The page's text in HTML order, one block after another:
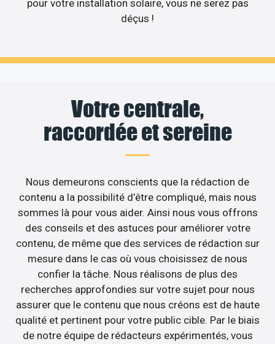
pour votre installation solaire, vous ne serez pas
déçus !
Votre centrale,
raccordée et sereine
Nous demeurons conscients que la rédaction de
contenu a la possibilité d’être compliqué, mais nous
sommes là pour vous aider. Ainsi nous vous offrons
des conseils et des astuces pour améliorer votre
contenu, de même que des services de rédaction sur
mesure dans le cas où vous choisissez de nous
confier la tâche. Nous réalisons de plus des
recherches approfondies sur votre sujet pour nous
assurer que le contenu que nous créons est de haute
qualité et pertinent pour votre public cible. Par le biais
de notre équipe de rédacteurs expérimentés, vous